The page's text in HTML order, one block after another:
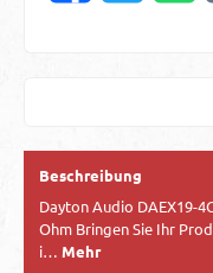
Beschreibung
Dayton Audio DAEX19-
Ohm Bringen Sie Ihr
i… Mehr